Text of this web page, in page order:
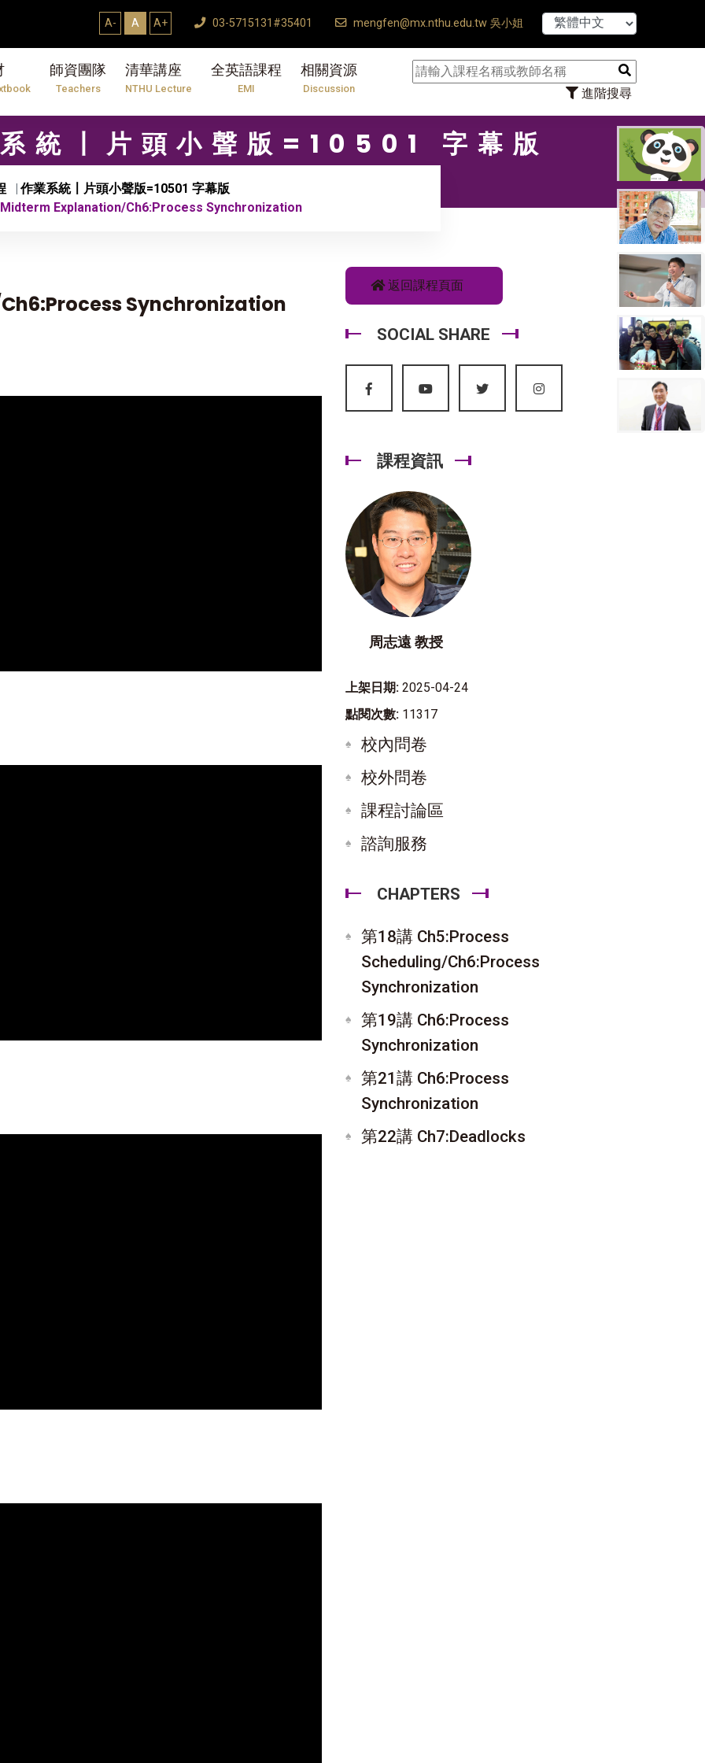
A- A A+ 03-5715131#35401 mengfen@mx.nthu.edu.tw 吳小姐
師資團隊
Teachers
清華講座
NTHU Lecture
全英語課程
EMI
相關資源
Discussion 進階搜尋
【7/31】114學年
統〡片頭小聲版=10501 字幕版
作業系統〡片頭小聲版=10501 字幕版
Explanation/Ch6:Process Synchronization
Synchronization
返回課程頁面
SOCIAL SHARE
課程資訊
周志遠 教授
上架日期: 2025-04-24
點閱次數: 11317
校內問卷
校外問卷
課程討論區
諮詢服務
CHAPTERS
第18講 Ch5:Process
Scheduling/Ch6:Process
Synchronization
第19講 Ch6:Process
Synchronization
第21講 Ch6:Process
Synchronization
第22講 Ch7:Deadlocks